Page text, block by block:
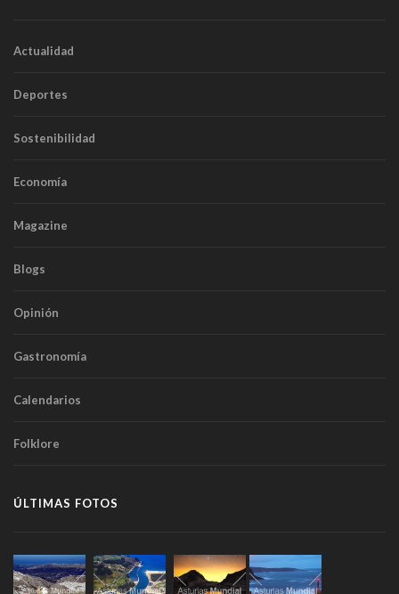
Actualidad
Deportes
Sostenibilidad
Economía
Magazine
Blogs
Opinión
Gastronomía
Calendarios
Folklore
ÚLTIMAS FOTOS